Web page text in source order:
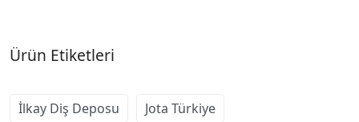
Ürün Etiketleri
İlkay Diş Deposu Jota Türkiye